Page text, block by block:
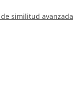
similitud avanzada